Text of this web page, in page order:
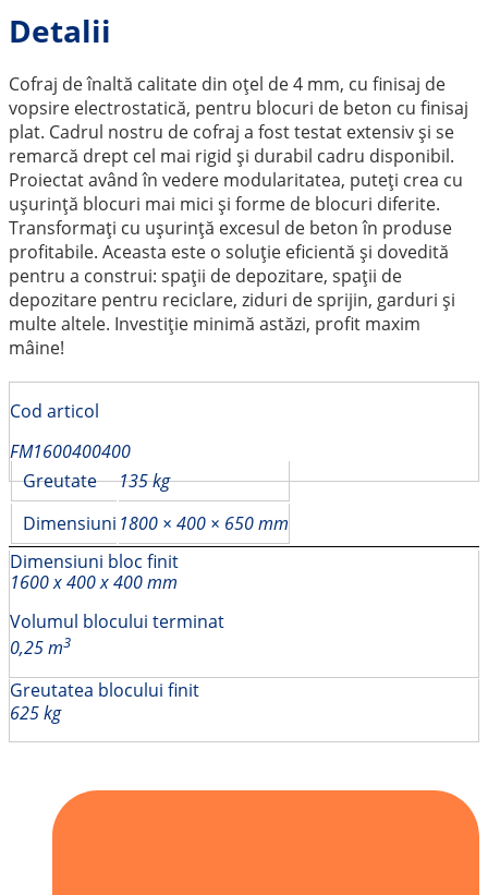
Detalii
Cofraj de înaltă calitate din oțel de 4 mm, cu finisaj de
vopsire electrostatică, pentru blocuri de beton cu finisaj
plat. Cadrul nostru de cofraj a fost testat extensiv și se
remarcă drept cel mai rigid și durabil cadru disponibil.
Proiectat având în vedere modularitatea, puteți crea cu
ușurință blocuri mai mici și forme de blocuri diferite.
Transformați cu ușurință excesul de beton în produse
profitabile. Aceasta este o soluție eficientă și dovedită
pentru a construi: spații de depozitare, spații de
depozitare pentru reciclare, ziduri de sprijin, garduri și
multe altele. Investiție minimă astăzi, profit maxim
mâine!
Cod articol
FM1600400400
Greutate
135 kg
Dimensiuni 1800 × 400 × 650 mm
Dimensiuni bloc finit
1600 x 400 x 400 mm
Volumul blocului terminat
0,25 m3
Greutatea blocului finit
625 kg